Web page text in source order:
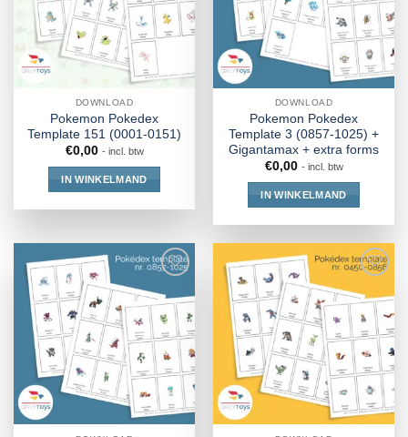
DOWNLOAD
Pokemon Pokedex
Template 151 (0001-0151)
€0,00 - incl. btw
IN WINKELMAND
DOWNLOAD
Pokemon Pokedex
Template 3 (0857-1025) +
Gigantamax + extra forms
€0,00 - incl. btw
IN WINKELMAND